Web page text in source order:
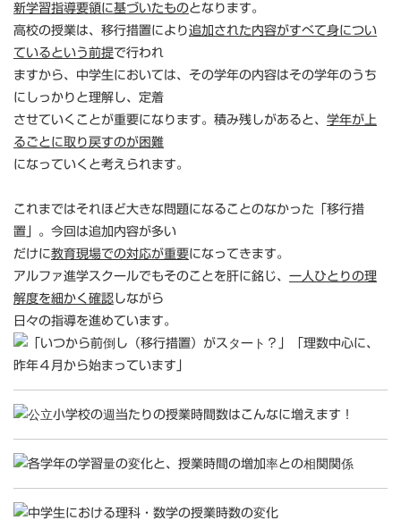
新学習指導要領に基づいたものとなります。
高校の授業は、移行措置により追加された内容がすべて身につい
ているという前提で行われ
ますから、中学生においては、その学年の内容はその学年のうち
にしっかりと理解し、定着
させていくことが重要になります。積み残しがあると、 学年が上
るごとに取り戻すのが困難
になっていくと考えられます。
これまではそれほど大きな問題になることのなかった「移行措
置」。今回は追加内容が多い
だけに教育現場での対応が重要になってきます。
アルファ進学スクールでもそのことを肝に銘じ、 一人ひとりの理
解度を細かく確認 しながら
日々の指導を進めています。